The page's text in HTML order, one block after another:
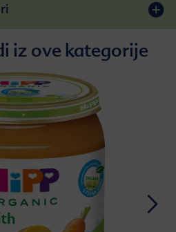
iz ove kategorije